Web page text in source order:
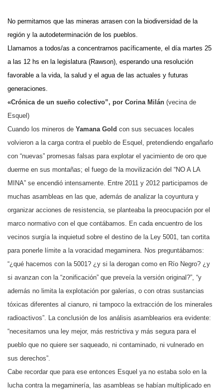
No permitamos que las mineras arrasen con la biodiversidad de la
región y la autodeterminación de los pueblos.
Llamamos a todos/as a concentrarnos pacíficamente, el día martes 25
a las 12 hs en la legislatura (Rawson), esperando una resolución
favorable a la vida, la salud y el agua de las actuales y futuras
generaciones.
«Crónica de un sueño colectivo”, por Corina Milán (vecina de
Esquel)
Cuando los mineros de Yamana Gold con sus secuaces locales
volvieron a la carga contra el pueblo de Esquel, pretendiendo engañarlo
con “nuevas” promesas falsas para explotar el yacimiento de oro que
duerme en sus montañas; el fuego de la movilización del “NO A LA
MINA” se encendió intensamente. Entre 2011 y 2012 participamos de
muchas asambleas en las que, además de analizar la coyuntura y
organizar acciones de resistencia, se planteaba la preocupación por el
marco normativo con el que contábamos. En cada encuentro de los
vecinos surgía la inquietud sobre el destino de la Ley 5001, tan cortita
para ponerle límite a la voracidad megaminera. Nos preguntábamos:
“¿qué hacemos con la 5001? ¿y si la derogan como en Río Negro? ¿y
si avanzan con la “zonificación” que preveía la versión original?”, “y
además no limita la explotación por galerías, o con otras sustancias
tóxicas diferentes al cianuro, ni tampoco la extracción de los minerales
radioactivos”. La conclusión de los análisis asamblearios era evidente:
“necesitamos una ley mejor, más restrictiva y más segura para el
pueblo que no quiere ser saqueado, ni contaminado, ni vulnerado en
sus derechos”.
Cabe recordar que para ese entonces Esquel ya no estaba solo en la
lucha contra la megaminería, las asambleas se habían multiplicado en